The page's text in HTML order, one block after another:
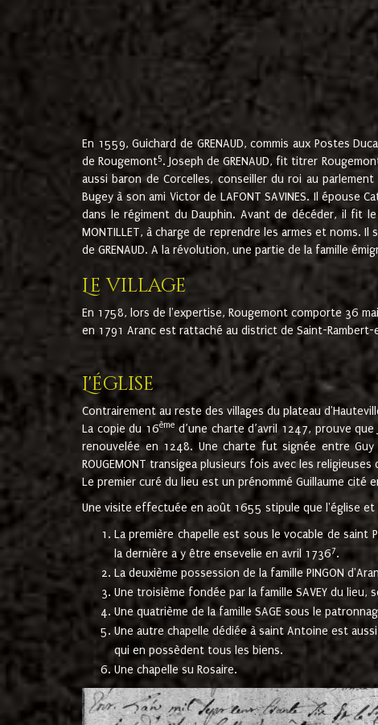
En 1559, Guichard de GRENAUD, commis aux Postes
de Rougemont5. Joseph de GRENAUD, fit titrer
aussi baron de Corcelles, conseiller du roi au
Bugey à son ami Victor de LAFONT SAVINES. Il épouse
dans le régiment du Dauphin. Avant de décéder, il fit
MONTILLET, à charge de reprendre les armes et noms.
de GRENAUD. A la révolution, une partie de la famille
Le village
En 1758, lors de l'expertise, Rougemont comporte 36
en 1791 Aranc est rattaché au district de Saint-
L'église
Contrairement au reste des villages du plateau
La copie du 16ème d’une charte d’avril 1247, prouve que
renouvelée en 1248. Une charte fut signée entre
ROUGEMONT transigea plusieurs fois avec les
Le premier curé du lieu est un prénommé Guillaume cité
Une visite effectuée en août 1655 stipule que l'église
La première chapelle est sous le vocable de saint
la dernière a y être ensevelie en avril 17367.
La deuxième possession de la famille PINGON
Une troisième fondée par la famille SAVEY du lieu,
Une quatrième de la famille SAGE sous le
Une autre chapelle dédiée à saint Antoine est
qui en possèdent tous les biens.
Une chapelle su Rosaire.